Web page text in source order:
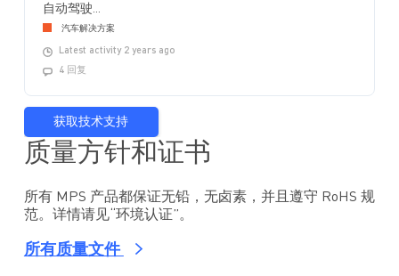
自动驾驶...
汽车解决方案
Latest activity 2 years ago
4 回复
获取技术支持
质量方针和证书
所有 MPS 产品都保证无铅，无卤素，并且遵守 RoHS 规
范。详情请见“环境认证”。
所有质量文件